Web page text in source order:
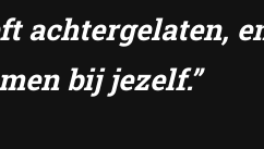
achtergelaten,
bij jezelf.”